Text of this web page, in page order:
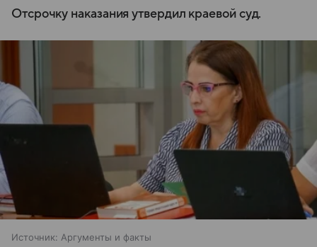
Отсрочку наказания утвердил краевой суд.
Источник: Аргументы и факты